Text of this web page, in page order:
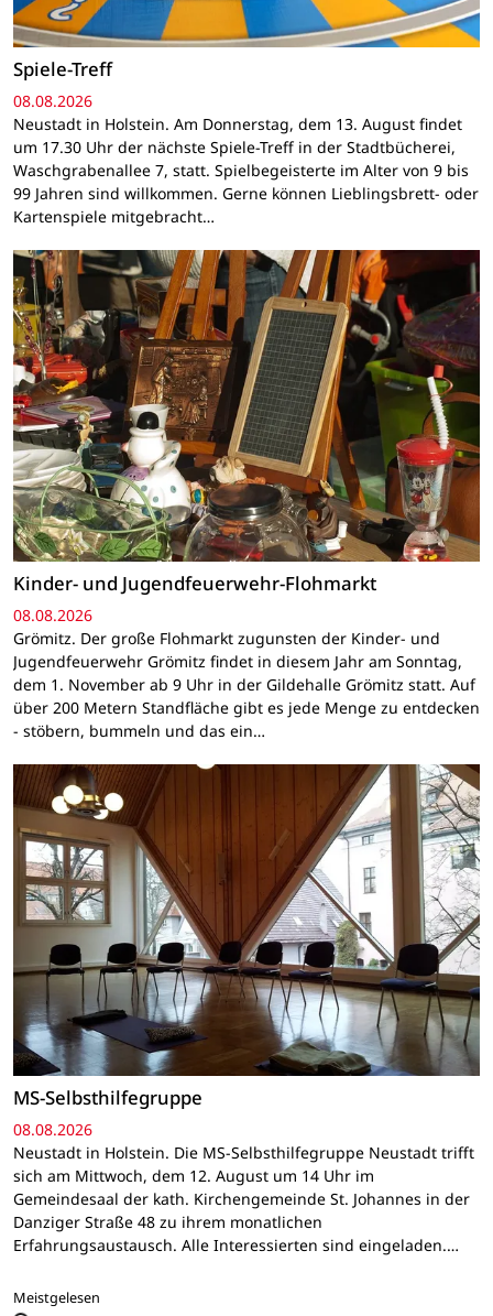
Spiele-Treff
08.08.2026
Neustadt in Holstein. Am Donnerstag, dem 13. August findet
um 17.30 Uhr der nächste Spiele-Treff in der Stadtbücherei,
Waschgrabenallee 7, statt. Spielbegeisterte im Alter von 9 bis
99 Jahren sind willkommen. Gerne können Lieblingsbrett- oder
Kartenspiele mitgebracht…
Kinder- und Jugendfeuerwehr-Flohmarkt
08.08.2026
Grömitz. Der große Flohmarkt zugunsten der Kinder- und
Jugendfeuerwehr Grömitz findet in diesem Jahr am Sonntag,
dem 1. November ab 9 Uhr in der Gildehalle Grömitz statt. Auf
über 200 Metern Standfläche gibt es jede Menge zu entdecken
- stöbern, bummeln und das ein…
MS-Selbsthilfegruppe
08.08.2026
Neustadt in Holstein. Die MS-Selbsthilfegruppe Neustadt trifft
sich am Mittwoch, dem 12. August um 14 Uhr im
Gemeindesaal der kath. Kirchengemeinde St. Johannes in der
Danziger Straße 48 zu ihrem monatlichen
Erfahrungsaustausch. Alle Interessierten sind eingeladen.…
Meistgelesen